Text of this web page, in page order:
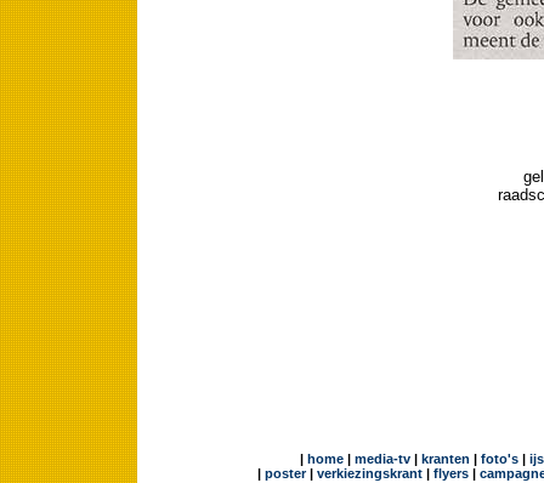
| home| media-tv| kranten | foto's|
| poster| verkiezingskrant | flyers |